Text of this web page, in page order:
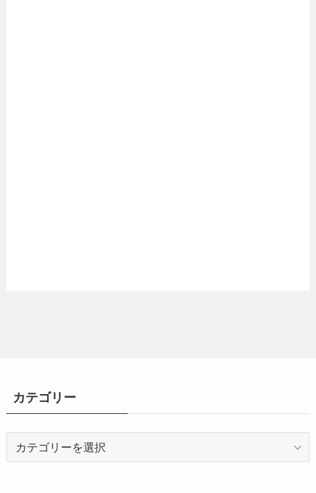
カテゴリー